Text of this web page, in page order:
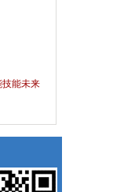
技能未来